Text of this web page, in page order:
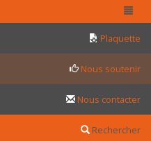
Plaquette
Nous soutenir
Nous contacter
Rechercher